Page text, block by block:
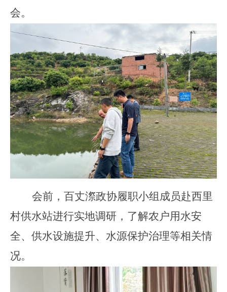
会。
会前，百丈漈政协履职小组成员赴西里
村供水站进行实地调研，了解农户用水安
全、供水设施提升、水源保护治理等相关情
况。